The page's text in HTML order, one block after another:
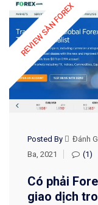
REVIEW SÀN FOREX
Posted By Đánh
Ba, 2021
(1)
Có phải
giao dịch